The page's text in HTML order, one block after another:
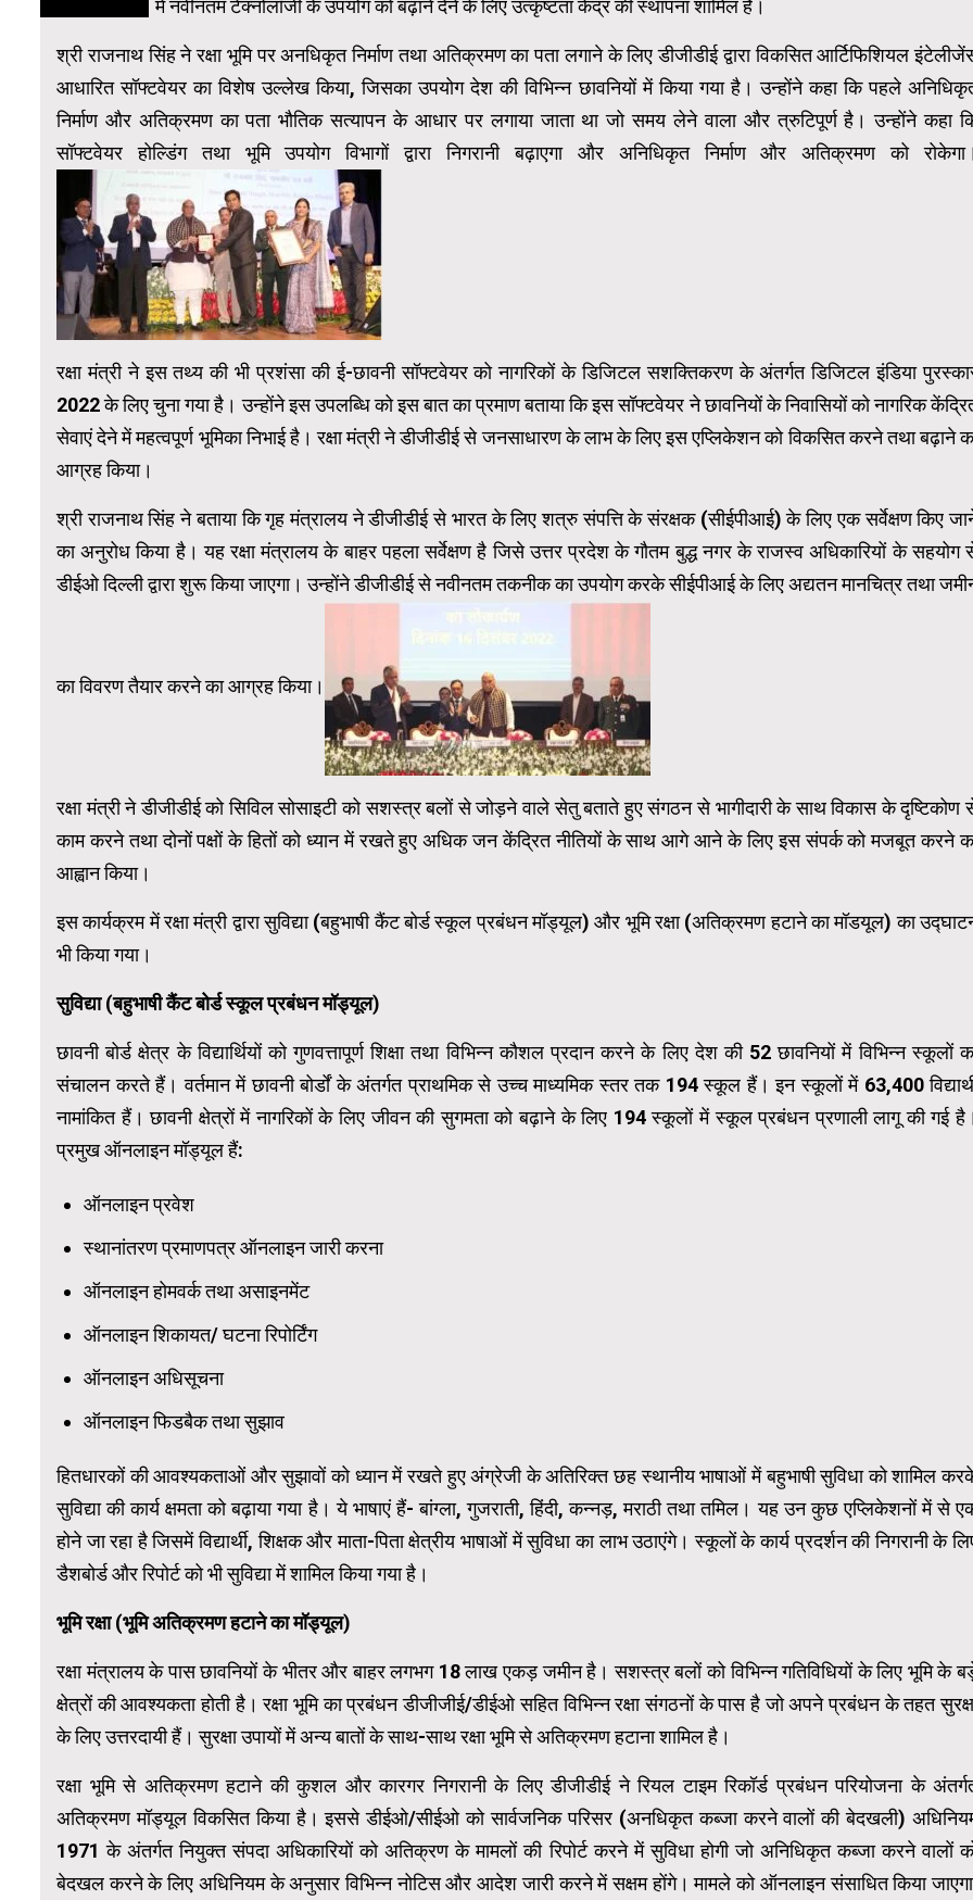
में नवीनतम टेक्नोलॉजी के उपयोग को बढ़ाने देने के लिए उत्कृष्टता केंद्र की स्थापना शामिल है।
श्री राजनाथ सिंह ने रक्षा भूमि पर अनधिकृत निर्माण तथा अतिक्रमण का पता लगाने के लिए डीजीडीई द्वारा विकसित आर्टिफिशियल
आधारित सॉफ्टवेयर का विशेष उल्लेख किया, जिसका उपयोग देश की विभिन्न छावनियों में किया गया है। उन्होंने कहा कि पहले
निर्माण और अतिक्रमण का पता भौतिक सत्यापन के आधार पर लगाया जाता था जो समय लेने वाला और त्रुटिपूर्ण है। उन्होंने कहा
सॉफ्टवेयर होल्डिंग तथा भूमि उपयोग विभागों द्वारा निगरानी बढ़ाएगा और अनिधिकृत निर्माण और अतिक्रमण को रोकेगा।
रक्षा मंत्री ने इस तथ्य की भी प्रशंसा की ई-छावनी सॉफ्टवेयर को नागरिकों के डिजिटल सशक्तिकरण के अंतर्गत डिजिटल इंडिया
2022 के लिए चुना गया है। उन्होंने इस उपलब्धि को इस बात का प्रमाण बताया कि इस सॉफ्टवेयर ने छावनियों के निवासियों को नागरिक
सेवाएं देने में महत्वपूर्ण भूमिका निभाई है। रक्षा मंत्री ने डीजीडीई से जनसाधारण के लाभ के लिए इस एप्लिकेशन को विकसित करने तथा बढ़ाने
आग्रह किया।
श्री राजनाथ सिंह ने बताया कि गृह मंत्रालय ने डीजीडीई से भारत के लिए शत्रु संपत्ति के संरक्षक (सीईपीआई) के लिए एक सर्वेक्षण किए
का अनुरोध किया है। यह रक्षा मंत्रालय के बाहर पहला सर्वेक्षण है जिसे उत्तर प्रदेश के गौतम बुद्ध नगर के राजस्व अधिकारियों के सहयोग
डीईओ दिल्ली द्वारा शुरू किया जाएगा। उन्होंने डीजीडीई से नवीनतम तकनीक का उपयोग करके सीईपीआई के लिए अद्यतन मानचित्र तथा
का विवरण तैयार करने का आग्रह किया।
रक्षा मंत्री ने डीजीडीई को सिविल सोसाइटी को सशस्त्र बलों से जोड़ने वाले सेतु बताते हुए संगठन से भागीदारी के साथ विकास के दृष्टिकोण
काम करने तथा दोनों पक्षों के हितों को ध्यान में रखते हुए अधिक जन केंद्रित नीतियों के साथ आगे आने के लिए इस संपर्क को मजबूत करने
आह्वान किया।
इस कार्यक्रम में रक्षा मंत्री द्वारा सुविद्या (बहुभाषी कैंट बोर्ड स्कूल प्रबंधन मॉड्यूल) और भूमि रक्षा (अतिक्रमण हटाने का मॉडयूल) का
भी किया गया।
सुविद्या (बहुभाषी कैंट बोर्ड स्कूल प्रबंधन मॉड्यूल)
छावनी बोर्ड क्षेत्र के विद्यार्थियों को गुणवत्तापूर्ण शिक्षा तथा विभिन्न कौशल प्रदान करने के लिए देश की 52 छावनियों में विभिन्न स्कूलों
संचालन करते हैं। वर्तमान में छावनी बोर्डों के अंतर्गत प्राथमिक से उच्च माध्यमिक स्तर तक 194 स्कूल हैं। इन स्कूलों में 63,400
नामांकित हैं। छावनी क्षेत्रों में नागरिकों के लिए जीवन की सुगमता को बढ़ाने के लिए 194 स्कूलों में स्कूल प्रबंधन प्रणाली लागू की गई है।
प्रमुख ऑनलाइन मॉड्यूल हैं:
ऑनलाइन प्रवेश
स्थानांतरण प्रमाणपत्र ऑनलाइन जारी करना
ऑनलाइन होमवर्क तथा असाइनमेंट
ऑनलाइन शिकायत/ घटना रिपोर्टिंग
ऑनलाइन अधिसूचना
ऑनलाइन फिडबैक तथा सुझाव
हितधारकों की आवश्यकताओं और सुझावों को ध्यान में रखते हुए अंग्रेजी के अतिरिक्त छह स्थानीय भाषाओं में बहुभाषी सुविधा को शामिल
सुविद्या की कार्य क्षमता को बढ़ाया गया है। ये भाषाएं हैं- बांग्ला, गुजराती, हिंदी, कन्नड़, मराठी तथा तमिल। यह उन कुछ एप्लिकेशनों में से
होने जा रहा है जिसमें विद्यार्थी, शिक्षक और माता-पिता क्षेत्रीय भाषाओं में सुविधा का लाभ उठाएंगे। स्कूलों के कार्य प्रदर्शन की निगरानी के
डैशबोर्ड और रिपोर्ट को भी सुविद्या में शामिल किया गया है।
भूमि रक्षा (भूमि अतिक्रमण हटाने का मॉड्यूल)
रक्षा मंत्रालय के पास छावनियों के भीतर और बाहर लगभग 18 लाख एकड़ जमीन है। सशस्त्र बलों को विभिन्न गतिविधियों के लिए भूमि के
क्षेत्रों की आवश्यकता होती है। रक्षा भूमि का प्रबंधन डीजीजीई/डीईओ सहित विभिन्न रक्षा संगठनों के पास है जो अपने प्रबंधन के तहत
के लिए उत्तरदायी हैं। सुरक्षा उपायों में अन्य बातों के साथ-साथ रक्षा भूमि से अतिक्रमण हटाना शामिल है।
रक्षा भूमि से अतिक्रमण हटाने की कुशल और कारगर निगरानी के लिए डीजीडीई ने रियल टाइम रिकॉर्ड प्रबंधन परियोजना के
अतिक्रमण मॉड्यूल विकसित किया है। इससे डीईओ/सीईओ को सार्वजनिक परिसर (अनधिकृत कब्जा करने वालों की बेदखली)
1971 के अंतर्गत नियुक्त संपदा अधिकारियों को अतिक्रण के मामलों की रिपोर्ट करने में सुविधा होगी जो अनिधिकृत कब्जा करने वालों
बेदखल करने के लिए अधिनियम के अनुसार विभिन्न नोटिस और आदेश जारी करने में सक्षम होंगे। मामले को ऑनलाइन संसाधित किया